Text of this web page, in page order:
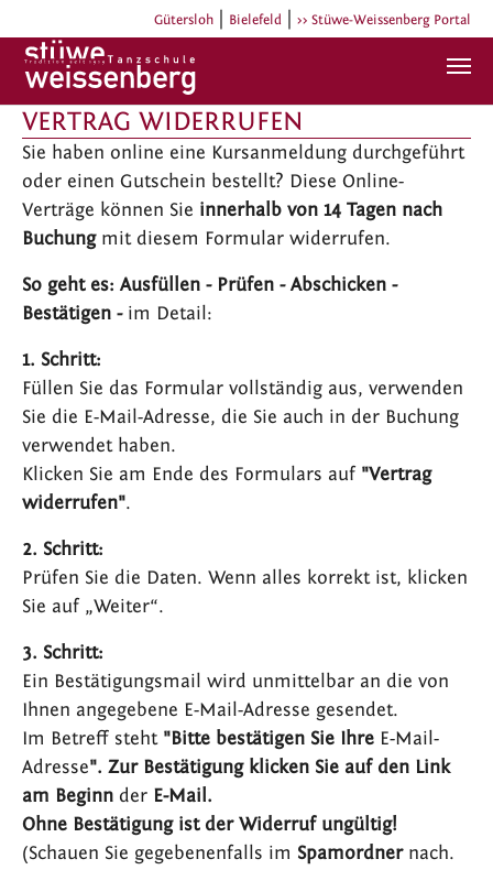
Zum Hauptinhalt springen
Gütersloh Bielefeld >> Stüwe-Weissenberg Portal
VERTRAG WIDERRUFEN
Sie haben online eine Kursanmeldung durchgeführt
oder einen Gutschein bestellt? Diese Online-
Verträge können Sie innerhalb von 14 Tagen nach
Buchungmit diesem Formular widerrufen.
So geht es: Ausfüllen - Prüfen - Abschicken -
Bestätigen - im Detail:
1. Schritt:
Füllen Sie das Formular vollständig aus, verwenden
Sie die E-Mail-Adresse, die Sie auch in der Buchung
verwendet haben.
Klicken Sie am Ende des Formulars auf "Vertrag
widerrufen".
2. Schritt:
Prüfen Sie die Daten. Wenn alles korrekt ist, klicken
Sie auf „Weiter“.
3. Schritt:
Ein Bestätigungsmail wird unmittelbar an die von
Ihnen angegebene E-Mail-Adresse gesendet.
Im Betreff steht "Bitte bestätigen Sie Ihre E-Mail-
Adresse". Zur Bestätigung klicken Sie auf den Link
am Beginn der E-Mail.
Ohne Bestätigung ist der Widerruf ungültig!
(Schauen Sie gegebenenfalls im Spamordnernach.